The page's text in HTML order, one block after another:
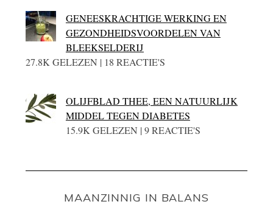
GENEESKRACHTIGE WERKING EN
GEZONDHEIDSVOORDELEN VAN
BLEEKSELDERIJ
27.8K GELEZEN | 18 REACTIE'S
OLIJFBLAD THEE, EEN NATUURLIJK
MIDDEL TEGEN DIABETES
15.9K GELEZEN | 9 REACTIE'S
MAANZINNIG IN BALANS